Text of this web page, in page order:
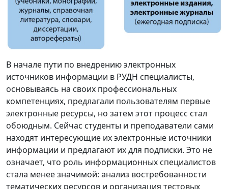
В начале пути по внедрению электронных
источников информации в РУДН специалисты,
основываясь на своих профессиональных
компетенциях, предлагали пользователям первые
электронные ресурсы, но затем этот процесс стал
обоюдным. Сейчас студенты и преподаватели сами
находят интересующие их электронные источники
информации и предлагают их для подписки. Это не
означает, что роль информационных специалистов
стала менее значимой: анализ востребованности
тематических ресурсов и организация тестовых